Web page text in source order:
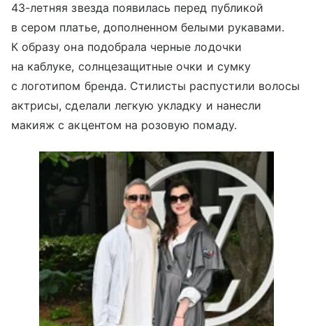
43-летняя звезда появилась перед публикой
в сером платье, дополненном белыми рукавами.
К образу она подобрала черные лодочки
на каблуке, солнцезащитные очки и сумку
с логотипом бренда. Стилисты распустили волосы
актрисы, сделали легкую укладку и нанесли
макияж с акцентом на розовую помаду.